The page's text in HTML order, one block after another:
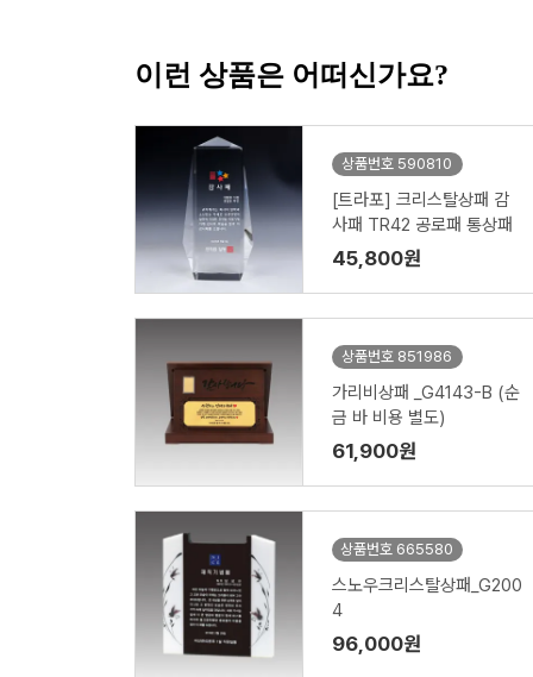
이런 상품은 어떠신가요?
상품번호 590810
[트라포] 크리스탈상패 감
사패 TR42 공로패 통상패
45,800원
상품번호 851986
가리비상패 _G4143-B (순
금 바 비용 별도)
61,900원
상품번호 665580
스노우크리스탈상패_G200
4
96,000원